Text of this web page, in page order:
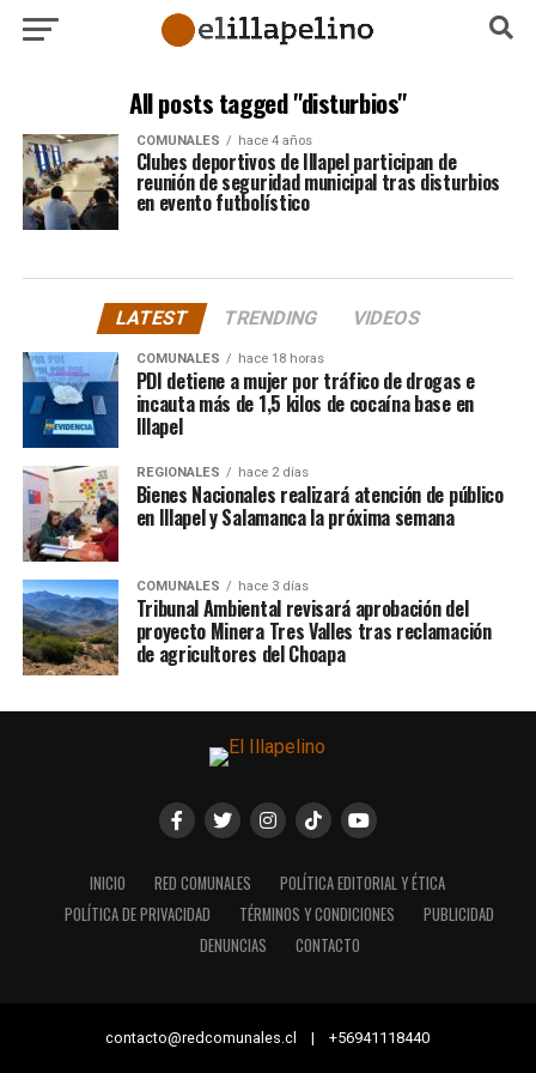
All posts tagged "disturbios"
COMUNALES hace 4 años
Clubes deportivos de Illapel participan de
reunión de seguridad municipal tras disturbios
en evento futbolístico
LATEST TRENDING VIDEOS
COMUNALES hace 18 horas
PDI detiene a mujer por tráfico de drogas e
incauta más de 1,5 kilos de cocaína base en
Illapel
REGIONALES hace 2 días
Bienes Nacionales realizará atención de público
en Illapel y Salamanca la próxima semana
COMUNALES hace 3 días
Tribunal Ambiental revisará aprobación del
proyecto Minera Tres Valles tras reclamación
de agricultores del Choapa
INICIO RED COMUNALES
POLÍTICA EDITORIAL Y ÉTICA
POLÍTICA DE PRIVACIDAD
TÉRMINOS Y CONDICIONES
PUBLICIDAD
DENUNCIAS
CONTACTO
contacto@redcomunales.cl | +56941118440